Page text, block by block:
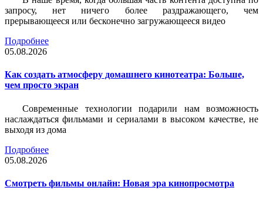
запросу, нет ничего более раздражающего, чем
прерывающееся или бесконечно загружающееся видео
Подробнее
05.08.2026
Как создать атмосферу домашнего кинотеатра: Больше,
чем просто экран
Современные технологии подарили нам возможность
наслаждаться фильмами и сериалами в высоком качестве, не
выходя из дома
Подробнее
05.08.2026
Смотреть фильмы онлайн: Новая эра кинопросмотра